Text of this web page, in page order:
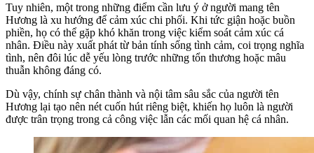
Tuy nhiên, một trong những điểm cần lưu ý ở người mang tên
Hương là xu hướng để cảm xúc chi phối. Khi tức giận hoặc buồn
phiền, họ có thể gặp khó khăn trong việc kiểm soát cảm xúc cá
nhân. Điều này xuất phát từ bản tính sống tình cảm, coi trọng nghĩa
tình, nên đôi lúc dễ yếu lòng trước những tổn thương hoặc mâu
thuẫn không đáng có.
Dù vậy, chính sự chân thành và nội tâm sâu sắc của người tên
Hương lại tạo nên nét cuốn hút riêng biệt, khiến họ luôn là người
được trân trọng trong cả công việc lẫn các mối quan hệ cá nhân.